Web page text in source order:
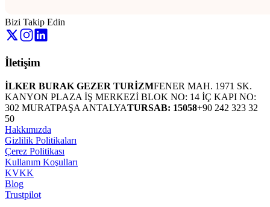
Bizi Takip Edin
İletişim
İLKER BURAK GEZER TURİZMFENER MAH. 1971 SK.
KANYON PLAZA İŞ MERKEZİ BLOK NO: 14 İÇ KAPI NO:
302 MURATPAŞA ANTALYATURSAB: 15058+90 242 323 32
50
Hakkımızda
Gizlilik Politikaları
Çerez Politikası
Kullanım Koşulları
KVKK
Blog
Trustpilot